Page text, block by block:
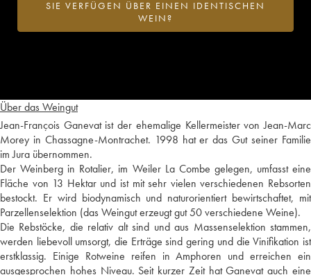
Über das Weingut
Jean-François Ganevat ist der ehemalige Kellermeister von Jean-Marc
Morey in Chassagne-Montrachet. 1998 hat er das Gut seiner Familie
im Jura übernommen.
Der Weinberg in Rotalier, im Weiler La Combe gelegen, umfasst eine
Fläche von 13 Hektar und ist mit sehr vielen verschiedenen Rebsorten
bestockt. Er wird biodynamisch und naturorientiert bewirtschaftet, mit
Parzellenselektion (das Weingut erzeugt gut 50 verschiedene Weine).
Die Rebstöcke, die relativ alt sind und aus Massenselektion stammen,
werden liebevoll umsorgt, die Erträge sind gering und die Vinifikation ist
erstklassig. Einige Rotweine reifen in Amphoren und erreichen ein
ausgesprochen hohes Niveau. Seit kurzer Zeit hat Ganevat auch eine
SIE VERFÜGEN ÜBER EINEN IDENTISCHEN
WEIN?